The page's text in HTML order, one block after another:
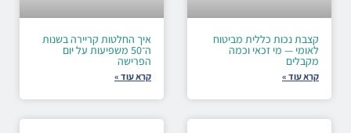
קצבת נכות כללית מביטוח
לאומי — מי זכאי וכמה
מקבלים
קרא עוד »
איך החלטות קריירה בשנות
ה־50 משפיעות על יום
הפרישה
קרא עוד »